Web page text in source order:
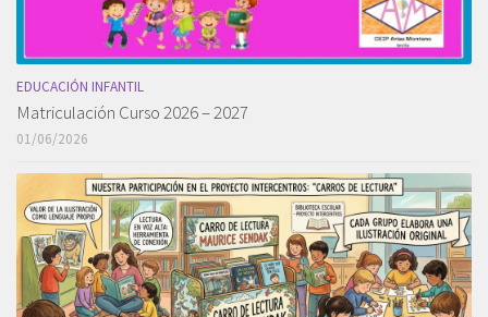
EDUCACIÓN INFANTIL
Matriculación Curso 2026 – 2027
01/06/2026